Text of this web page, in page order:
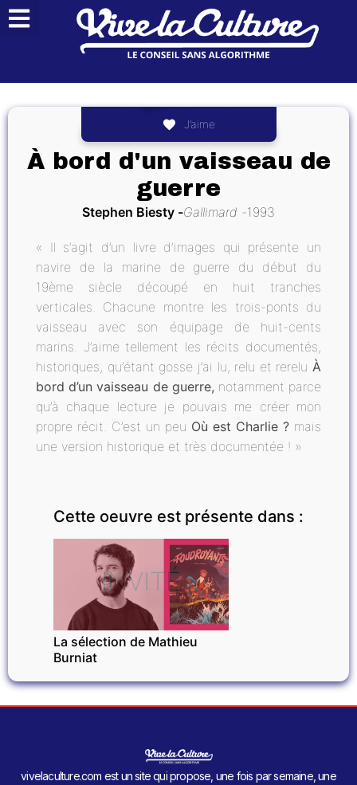
J’aime
À bord d'un vaisseau de
guerre
Stephen Biesty Gallimard 1993
« Il s’agit d’un livre d’images qui présente un
navire de la marine de guerre du début du
19ème siècle découpé en huit tranches
verticales. Chacune montre les trois-ponts du
vaisseau avec son équipage de huit-cents
marins. J’aime tellement les récits documentés,
historiques, qu’étant gosse j’ai lu, relu et rerelu À
bord d’un vaisseau de guerre, notamment parce
qu’à chaque lecture je pouvais me créer mon
propre récit. C’est un peu Où est Charlie ? mais
une version historique et très documentée ! »
Cette oeuvre est présente dans :
INVITÉ
La sélection de Mathieu
Burniat
vivelaculture.com est un site qui propose, une fois par semaine, une